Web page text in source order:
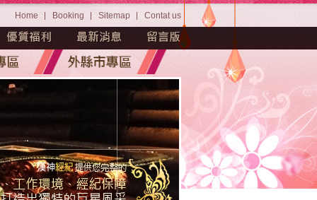
Home Booking Sitemap Contat us